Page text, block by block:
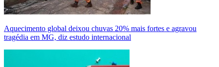
Aquecimento global deixou chuvas 20% mais fortes e agravou
tragédia em MG, diz estudo internacional